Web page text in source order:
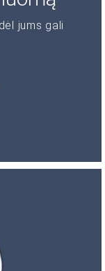
jums gali